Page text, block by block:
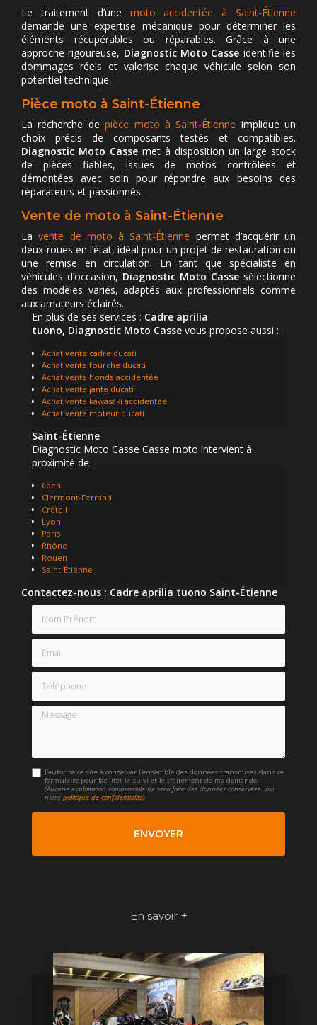
Le traitement d’une moto accidentée à Saint-Étienne
demande une expertise mécanique pour déterminer les
éléments récupérables ou réparables. Grâce à une
approche rigoureuse, Diagnostic Moto Casse identifie les
dommages réels et valorise chaque véhicule selon son
potentiel technique.
Pièce moto à Saint-Étienne
La recherche depièce moto à Saint-Étienne implique un
choix précis de composants testés et compatibles.
Diagnostic Moto Casse met à disposition un large stock
de pièces fiables, issues de motos contrôlées et
démontées avec soin pour répondre aux besoins des
réparateurs et passionnés.
Vente de moto à Saint-Étienne
Lavente de moto à Saint-Étienne permet d’acquérir un
deux-roues en l’état, idéal pour un projet de restauration ou
une remise en circulation. En tant que spécialiste en
véhicules d’occasion, Diagnostic Moto Casse sélectionne
des modèles variés, adaptés aux professionnels comme
aux amateurs éclairés.
En plus de ses services : Cadre aprilia
tuono, Diagnostic Moto Casse vous propose aussi :
Achat vente cadre ducati
Achat vente fourche ducati
Achat vente honda accidentée
Achat vente jante ducati
Achat vente kawasaki accidentée
Achat vente moteur ducati
Saint-Étienne
Diagnostic Moto Casse Casse moto intervient à
proximité de :
Caen
Clermont-Ferrand
Créteil
Lyon
Paris
Rhône
Rouen
Saint-Étienne
Contactez-nous : Cadre aprilia tuono Saint-Étienne
Nom Prénom
Email
Message
J'autorise ce site à conserver l'ensemble des données transmises dans ce
formulaire pour faciliter le suivi et le traitement de ma demande.
(Aucune exploitation commerciale ne sera faite des données conservées. Voir
notrepolitique de confidentialité)
En savoir +